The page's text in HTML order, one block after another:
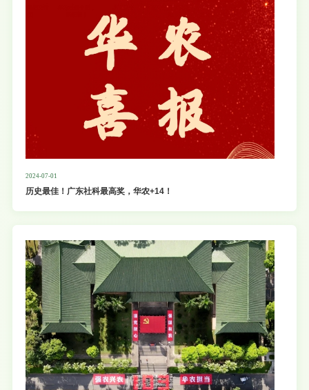
2024-07-01
历史最佳！广东社科最高奖，华农+14！